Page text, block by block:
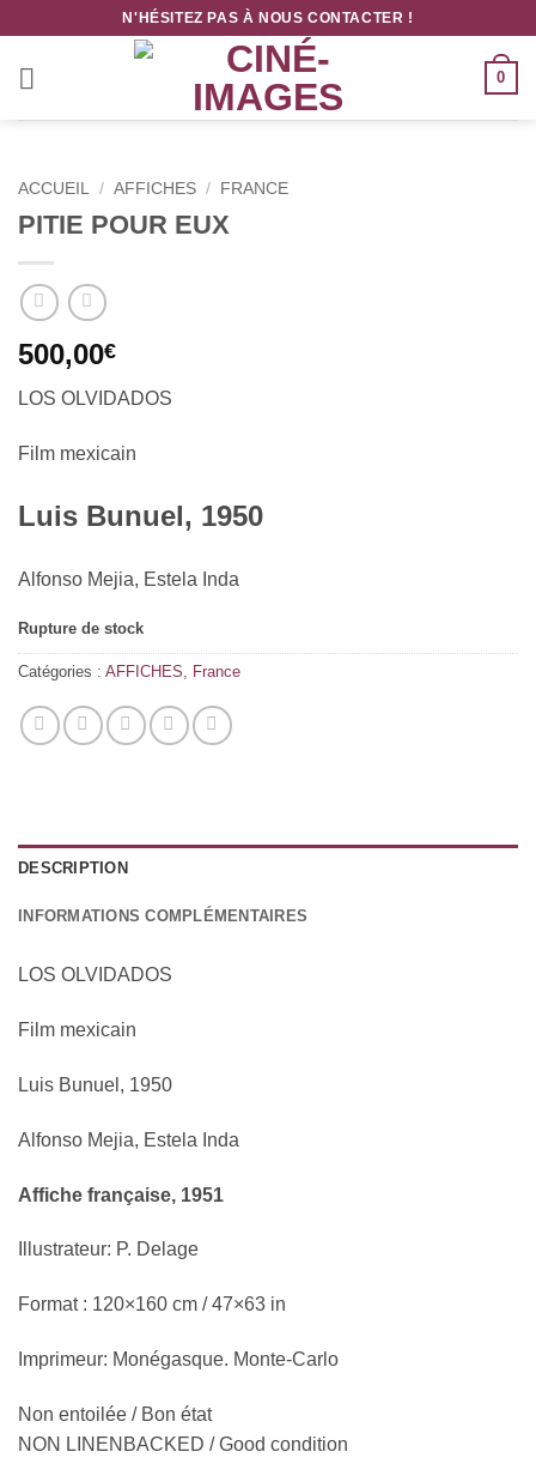
contenu
N'HÉSITEZ PAS À NOUS CONTACTER !
0
ACCUEIL / AFFICHES / FRANCE
PITIE POUR EUX
500,00€
LOS OLVIDADOS
Film mexicain
Luis Bunuel, 1950
Alfonso Mejia, Estela Inda
Rupture de stock
Catégories : AFFICHES, France
DESCRIPTION
INFORMATIONS COMPLÉMENTAIRES
LOS OLVIDADOS
Film mexicain
Luis Bunuel, 1950
Alfonso Mejia, Estela Inda
Affiche française, 1951
Illustrateur: P. Delage
Format : 120×160 cm / 47×63 in
Imprimeur: Monégasque. Monte-Carlo
Non entoilée / Bon état
NON LINENBACKED / Good condition